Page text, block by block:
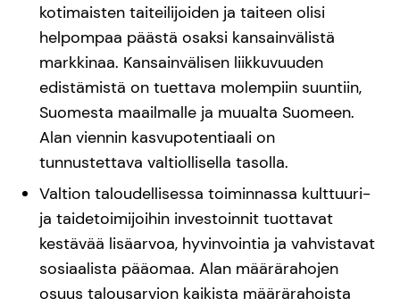
kotimaisten taiteilijoiden ja taiteen olisi
helpompaa päästä osaksi kansainvälistä
markkinaa. Kansainvälisen liikkuvuuden
edistämistä on tuettava molempiin suuntiin,
Suomesta maailmalle ja muualta Suomeen.
Alan viennin kasvupotentiaali on
tunnustettava valtiollisella tasolla.
Valtion taloudellisessa toiminnassa kulttuuri-
ja taidetoimijoihin investoinnit tuottavat
kestävää lisäarvoa, hyvinvointia ja vahvistavat
sosiaalista pääomaa. Alan määrärahojen
osuus talousarvion kaikista määrärahoista